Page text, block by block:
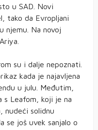
u SAD. Novi
tako da Evropljani
njemu. Na novoj
su i dalje nepoznati.
kada je najavljena
u julu. Međutim,
s Leafom, koji je na
nudeći solidnu
se još uvek sanjalo o